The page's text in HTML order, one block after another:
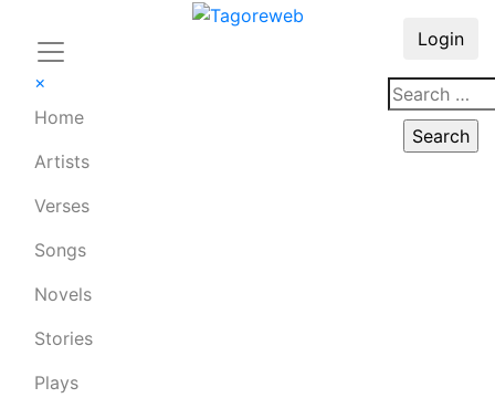
×
Home
Artists
Verses
Songs
Novels
Stories
Plays
Login